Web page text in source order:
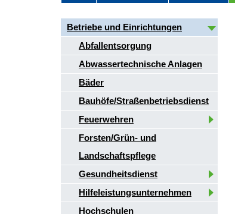
Betriebe und Einrichtungen
Abfallentsorgung
Abwassertechnische Anlagen
Bäder
Bauhöfe/Straßenbetriebsdienst
Feuerwehren
Forsten/Grün- und
Landschaftspflege
Gesundheitsdienst
Hilfeleistungsunternehmen
Hochschulen